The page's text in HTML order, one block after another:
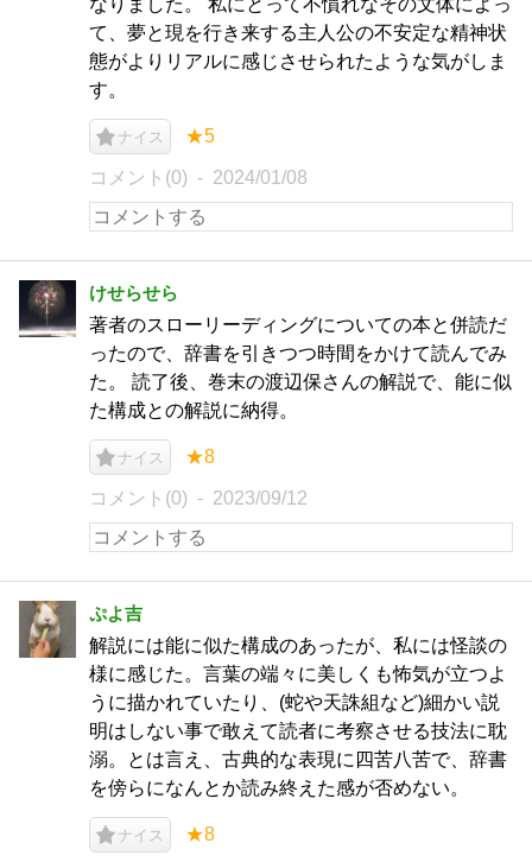
なりました。 私にとって不慣れなその文体によっ
て、夢と現を行き来する主人公の不安定な精神状
態がよりリアルに感じさせられたような気がしま
す。
ナイス ★5
コメント(0) 2024/01/08
けせらせら
著者のスローリーディングについての本と併読だ
ったので、辞書を引きつつ時間をかけて読んでみ
た。 読了後、巻末の渡辺保さんの解説で、能に似
た構成との解説に納得。
ナイス ★8
コメント(0) 2023/09/12
ぷよ吉
解説には能に似た構成のあったが、私には怪談の
様に感じた。言葉の端々に美しくも怖気が立つよ
うに描かれていたり、(蛇や天誅組など)細かい説
明はしない事で敢えて読者に考察させる技法に耽
溺。とは言え、古典的な表現に四苦八苦で、辞書
を傍らになんとか読み終えた感が否めない。
ナイス ★8